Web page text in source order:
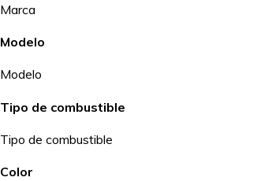
Marca
Modelo
Modelo
Tipo de combustible
Tipo de combustible
Color